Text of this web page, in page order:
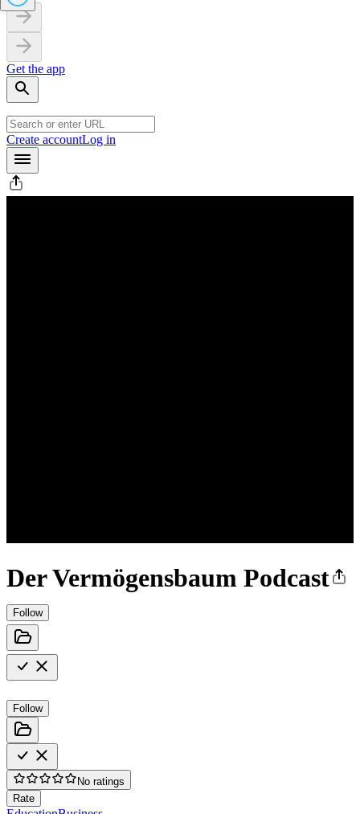
Get the app
Create accountLog in
Der Vermögensbaum Podcast
Follow
Follow
No ratings
Rate